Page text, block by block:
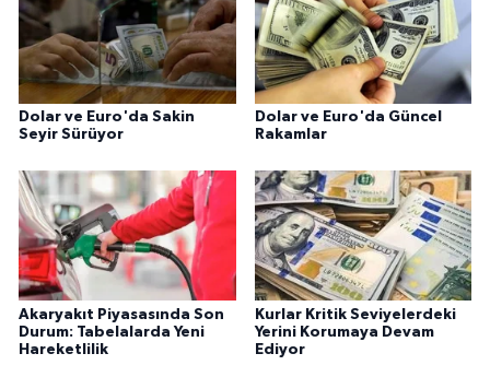
Dolar ve Euro'da Sakin
Seyir Sürüyor
Dolar ve Euro'da Güncel
Rakamlar
Akaryakıt Piyasasında Son
Durum: Tabelalarda Yeni
Hareketlilik
Kurlar Kritik Seviyelerdeki
Yerini Korumaya Devam
Ediyor